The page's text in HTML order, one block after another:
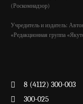
(Роскомнадзор)
Учредитель и издатель:
«Редакционная группа
8 (4112) 300-003
300-025